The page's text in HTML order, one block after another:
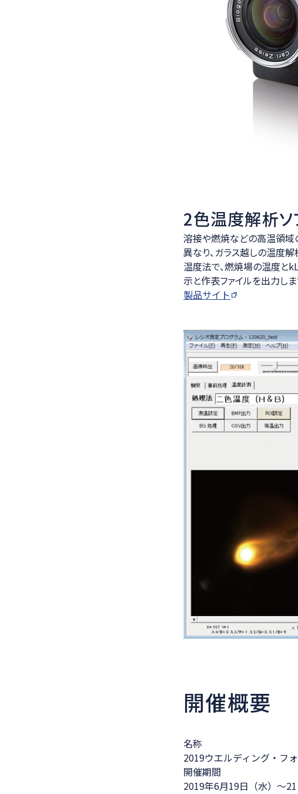
2色温度解析ソ
溶接や燃焼などの高温領域
異なり、ガラス越しの温度
温度法で、燃焼場の温度
示と作表ファイルを出力しま
製品サイト
開催概要
名称
2019ウエルディング・フ
開催期間
2019年6月19日（水）～